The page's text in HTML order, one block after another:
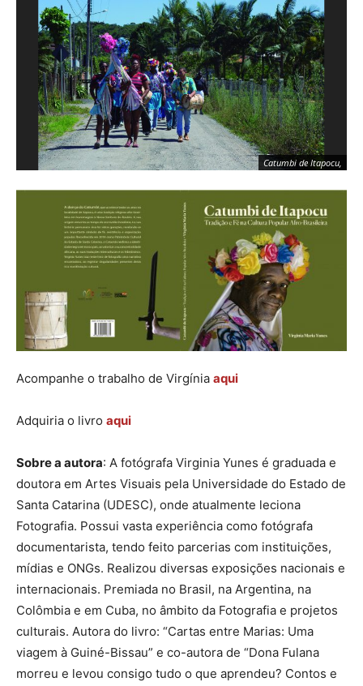
Catumbi de Itapocu,
Acompanhe o trabalho de Virgínia aqui
Adquiria o livro aqui
Sobre a autora: A fotógrafa Virginia Yunes é graduada e
doutora em Artes Visuais pela Universidade do Estado de
Santa Catarina (UDESC), onde atualmente leciona
Fotografia. Possui vasta experiência como fotógrafa
documentarista, tendo feito parcerias com instituições,
mídias e ONGs. Realizou diversas exposições nacionais e
internacionais. Premiada no Brasil, na Argentina, na
Colômbia e em Cuba, no âmbito da Fotografia e projetos
culturais. Autora do livro: “Cartas entre Marias: Uma
viagem à Guiné-Bissau” e co-autora de “Dona Fulana
morreu e levou consigo tudo o que aprendeu? Contos e